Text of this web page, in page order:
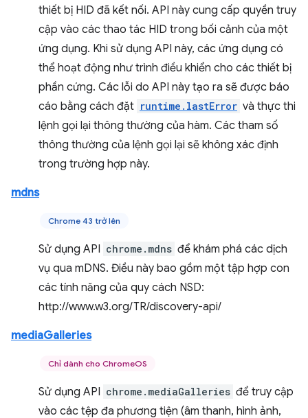
thiết bị HID đã kết nối. API này cung cấp quyền truy
cập vào các thao tác HID trong bối cảnh của một
ứng dụng. Khi sử dụng API này, các ứng dụng có
thể hoạt động như trình điều khiển cho các thiết bị
phần cứng. Các lỗi do API này tạo ra sẽ được báo
cáo bằng cách đặt runtime.lastError và thực thi
lệnh gọi lại thông thường của hàm. Các tham số
thông thường của lệnh gọi lại sẽ không xác định
trong trường hợp này.
mdns
Chrome 43 trở lên
Sử dụng API chrome.mdns để khám phá các dịch
vụ qua mDNS. Điều này bao gồm một tập hợp con
các tính năng của quy cách NSD:
http://www.w3.org/TR/discovery-api/
mediaGalleries
Chỉ dành cho ChromeOS
Sử dụng API chrome.mediaGalleries để truy cập
vào các tệp đa phương tiện (âm thanh, hình ảnh,